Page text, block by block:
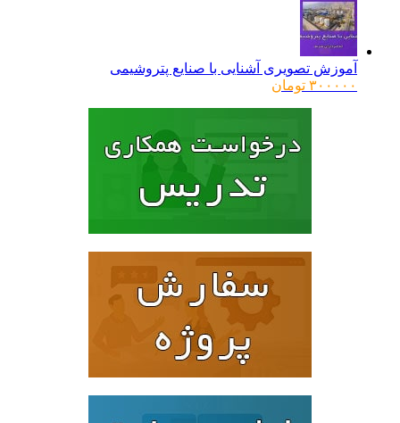
آموزش تصویری آشنایی با صنایع پتروشیمی
۳۰۰۰۰۰ تومان